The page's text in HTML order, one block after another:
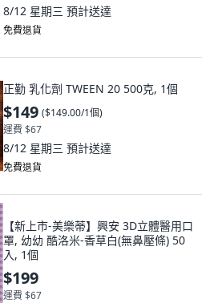
8/12 星期三 預計送達
免費退貨
正勤 乳化劑 TWEEN 20 500克, 1個
$149 ($149.00/1個)
運費 $67
8/12 星期三 預計送達
免費退貨
【新上市-美樂蒂】興安 3D立體醫用口
罩, 幼幼 酷洛米-香草白(無鼻壓條) 50
入, 1個
$199
運費 $67